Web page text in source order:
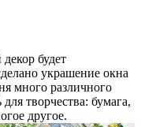
будет
украшение окна
много различного
творчества: бумага,
другое.